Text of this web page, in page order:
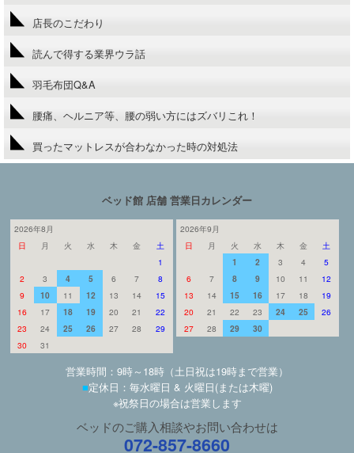
店長のこだわり
読んで得する業界ウラ話
羽毛布団Q&A
腰痛、ヘルニア等、腰の弱い方にはズバリこれ！
買ったマットレスが合わなかった時の対処法
ベッド館 店舗 営業日カレンダー
2026年8月
日
月 火 水 木 金
土
1
2
3 4 5 6 7
8
9
10 11 12 13 14
15
16
17 18 19 20 21
22
23
24 25 26 27 28
29
30
31
2026年9月
日
月 火 水 木 金
土
1
2 3 4
5
6
7 8 9 10 11
12
13
14 15 16 17 18
19
20
21 22 23 24 25
26
27
28 29 30
営業時間：9時～18時（土日祝は19時まで営業）
■定休日：毎水曜日 & 火曜日(または木曜)
※祝祭日の場合は営業します
ベッドのご購入相談やお問い合わせは
072-857-8660